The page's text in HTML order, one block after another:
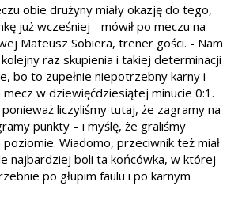
obie drużyny miały okazję do tego,
już wcześniej - mówił po meczu na
Mateusz Sobiera, trener gości. - Nam
raz skupienia i takiej determinacji
bo to zupełnie niepotrzebny karny i
w dziewięćdziesiątej minucie 0:1.
liczyliśmy tutaj, że zagramy na
punkty – i myślę, że graliśmy
Wiadomo, przeciwnik też miał
najbardziej boli ta końcówka, w której
po głupim faulu i po karnym